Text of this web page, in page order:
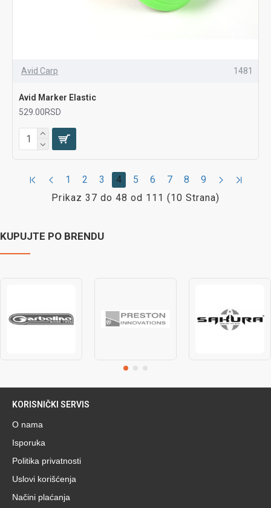
Avid Carp 1481
Avid Marker Elastic
529.00RSD
1 2 3 4 5 6 7 8
9
Prikaz 37 do 48 od 111 (10 Strana)
KUPUJTE PO BRENDU
KORISNIČKI SERVIS
O nama
Isporuka
Politika privatnosti
Uslovi korišćenja
Načini plaćanja